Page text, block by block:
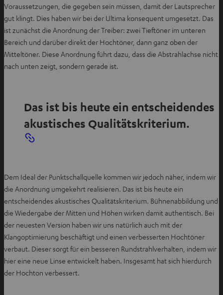
T
a
b
ö
f
f
Voraussetzungen, die gegeben sein müssen, damit der Lautsprecher
gut klingt. Dies haben wir bei der Ultima konsequent umgesetzt. Das
ist zunächst die Anordnung der Treiber: zwei Tieftöner im unteren
Bereich und darüber direkt der Hochtöner, dann ganz oben der
Mitteltöner. Diese Anordnung führt dazu, dass die Abstrahlachse nicht
nach unten zeigt, sondern gerade ist.
Das ist bis heute ein entscheidendes
akustisches Qualitätskriterium.
Dem Ideal der Punktschallquelle kommen wir jedoch näher, indem wir
die Anordnung umgekehrt realisieren. Das ist bis heute ein
entscheidendes akustisches Qualitätskriterium. Bühnenabbildung und
die Wiedergabe der Mitten und Höhen wirken damit authentisch. Bei
der neuesten Version haben wir uns natürlich auch mit der
Klangoptimierung beschäftigt und einen verbesserten Hochtöner
verbaut. Dieser sorgt für ein besseren Rundstrahlverhalten, indem wir
hier eine neue Linse entwickelt haben. Insgesamt hat sich hierdurch
der Hochton verbessert.